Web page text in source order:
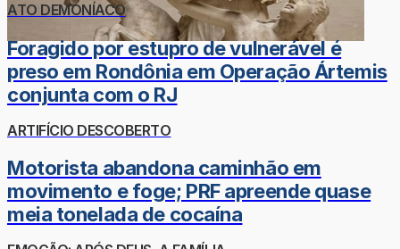
ATO DEMONÍACO
Foragido por estupro de vulnerável é
preso em Rondônia em Operação Ártemis
conjunta com o RJ
ARTIFÍCIO DESCOBERTO
Motorista abandona caminhão em
movimento e foge; PRF apreende quase
meia tonelada de cocaína